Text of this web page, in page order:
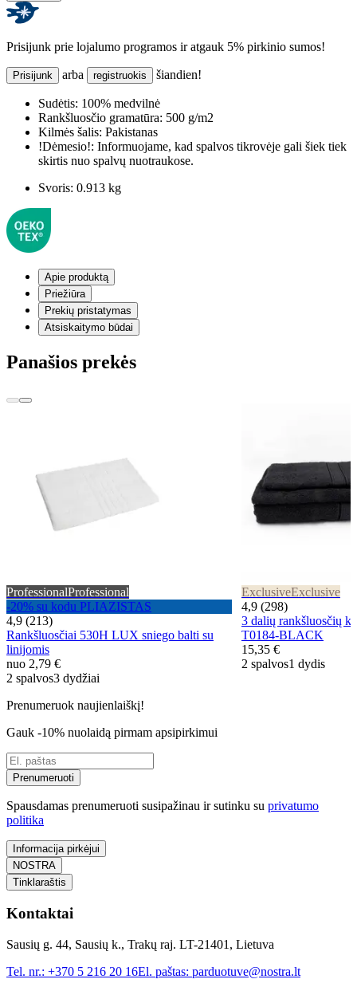
Prisijunk prie lojalumo programos ir atgauk 5% pirkinio sumos!
Prisijunk arba registruokis šiandien!
Sudėtis: 100% medvilnė
Rankšluosčio gramatūra: 500 g/m2
Kilmės šalis: Pakistanas
!Dėmesio!: Informuojame, kad spalvos tikrovėje gali šiek tiek
skirtis nuo spalvų nuotraukose.
Svoris: 0.913 kg
Apie produktą
Priežiūra
Prekių pristatymas
Atsiskaitymo būdai
Panašios prekės
ProfessionalProfessional
-20% su kodu PLIAZISTAS
4,9 (213)
Rankšluosčiai 530H LUX sniego balti su
linijomis
nuo 2,79 €
2 spalvos3 dydžiai
ExclusiveExclusive
4,9 (298)
3 dalių rankšluosčių
T0184-BLACK
15,35 €
2 spalvos1 dydis
Prenumeruok naujienlaiškį!
Gauk -10% nuolaidą pirmam apsipirkimui
Prenumeruoti
Spausdamas prenumeruoti susipažinau ir sutinku su privatumo
politika
Informacija pirkėjui
NOSTRA
Tinklaraštis
Kontaktai
Sausių g. 44, Sausių k., Trakų raj. LT-21401, Lietuva
Tel. nr.: +370 5 216 20 16El. paštas: parduotuve@nostra.lt